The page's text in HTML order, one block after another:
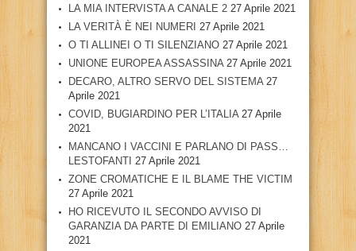
LA MIA INTERVISTA A CANALE 2 27 Aprile 2021
LA VERITÀ È NEI NUMERI 27 Aprile 2021
O TI ALLINEI O TI SILENZIANO 27 Aprile 2021
UNIONE EUROPEA ASSASSINA 27 Aprile 2021
DECARO, ALTRO SERVO DEL SISTEMA 27
Aprile 2021
COVID, BUGIARDINO PER L’ITALIA 27 Aprile
2021
MANCANO I VACCINI E PARLANO DI PASS…
LESTOFANTI 27 Aprile 2021
ZONE CROMATICHE E IL BLAME THE VICTIM
27 Aprile 2021
HO RICEVUTO IL SECONDO AVVISO DI
GARANZIA DA PARTE DI EMILIANO 27 Aprile
2021